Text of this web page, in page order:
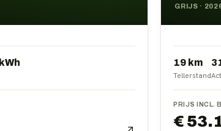
kWh
GRIJS ·
19 km
Tellerstand
PRIJS INCL.
€